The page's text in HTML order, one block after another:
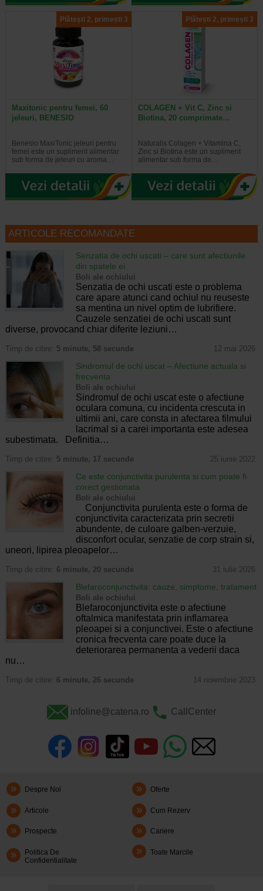
Plătești 2, primești 3
Maxitonic pentru femei, 60
jeleuri, BENESIO
Benesio MaxiTonic jeleuri pentru
femei este un supliment alimentar
sub forma de jeleuri cu aroma…
Plătești 2, primești 3
COLAGEN + Vit C, Zinc si
Biotina, 20 comprimate…
Naturalis Colagen + Vitamina C,
Zinc si Biotina este un supliment
alimentar sub forma de…
ARTICOLE RECOMANDATE
Senzatia de ochi uscati – care sunt afectiunile
din spatele ei
Boli ale ochiului
Senzatia de ochi uscati este o problema
care apare atunci cand ochiul nu reuseste
sa mentina un nivel optim de lubrifiere.
Cauzele senzatiei de ochi uscati sunt
diverse, provocand chiar diferite leziuni…
Timp de citire: 5 minute, 58 secunde 12 mai 2026
Sindromul de ochi uscat – Afectiune actuala si
frecventa
Boli ale ochiului
Sindromul de ochi uscat este o afectiune
oculara comuna, cu incidenta crescuta in
ultimii ani, care consta in afectarea filmului
lacrimal si a carei importanta este adesea
subestimata. Definitia…
Timp de citire: 5 minute, 17 secunde 25 iunie 2022
Ce este conjunctivita purulenta si cum poate fi
corect gestionata
Boli ale ochiului
Conjunctivita purulenta este o forma de
conjunctivita caracterizata prin secretii
abundente, de culoare galben-verzuie,
disconfort ocular, senzatie de corp strain si,
uneori, lipirea pleoapelor…
Timp de citire: 6 minute, 20 secunde 31 iulie 2026
Blefaroconjunctivita: cauze, simptome, tratament
Boli ale ochiului
Blefaroconjunctivita este o afectiune
oftalmica manifestata prin inflamarea
pleoapei si a conjunctivei. Este o afectiune
cronica frecventa care poate duce la
deteriorarea permanenta a vederii daca
nu…
Timp de citire: 6 minute, 26 secunde 14 noiembrie 2023
infoline@catena.ro CallCenter
Despre Noi Oferte
Articole Cum Rezerv
Prospecte Cariere
Politica De
Confidentialitate
Toate Marcile